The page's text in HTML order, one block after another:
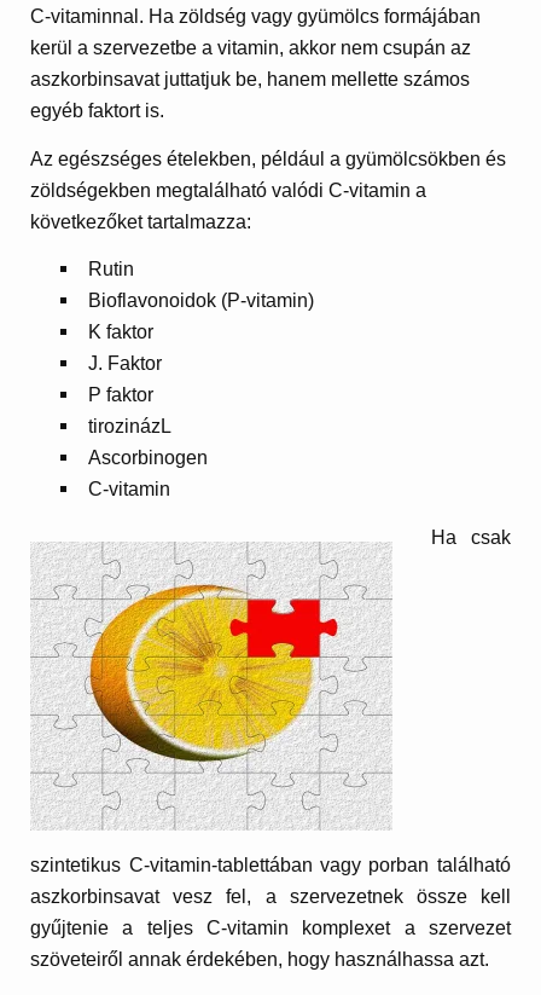
C-vitaminnal. Ha zöldség vagy gyümölcs formájában
kerül a szervezetbe a vitamin, akkor nem csupán az
aszkorbinsavat juttatjuk be, hanem mellette számos
egyéb faktort is.
Az egészséges ételekben, például a gyümölcsökben és
zöldségekben megtalálható valódi C-vitamin a
következőket tartalmazza:
Rutin
Bioflavonoidok (P-vitamin)
K faktor
J. Faktor
P faktor
tirozinázL
Ascorbinogen
C-vitamin
Ha csak
szintetikus C-vitamin-tablettában vagy porban található
aszkorbinsavat vesz fel, a szervezetnek össze kell
gyűjtenie a teljes C-vitamin komplexet a szervezet
szöveteiről annak érdekében, hogy használhassa azt.